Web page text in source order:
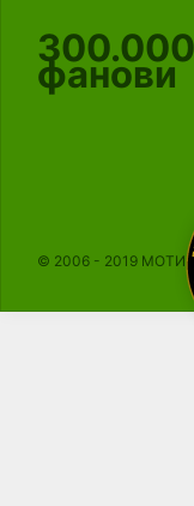
300.000
фанови
© 2006 - 2019